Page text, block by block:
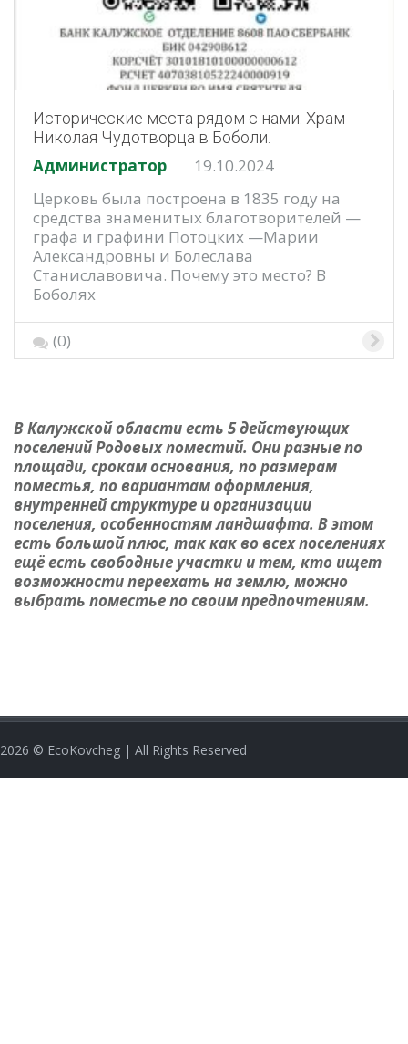
Исторические места рядом с нами. Храм
Николая Чудотворца в Боболи.
Администратор
19.10.2024
Церковь была построена в 1835 году на
средства знаменитых благотворителей —
графа и графини Потоцких —Марии
Александровны и Болеслава
Станиславовича. Почему это место? В
Боболях
(0)
В Калужской области есть 5 действующих
поселений Родовых поместий. Они разные по
площади, срокам основания, по размерам
поместья, по вариантам оформления,
внутренней структуре и организации
поселения, особенностям ландшафта. В этом
есть большой плюс, так как во всех поселениях
ещё есть свободные участки и тем, кто ищет
возможности переехать на землю, можно
выбрать поместье по своим предпочтениям.
2026 © EcoKovcheg | All Rights Reserved